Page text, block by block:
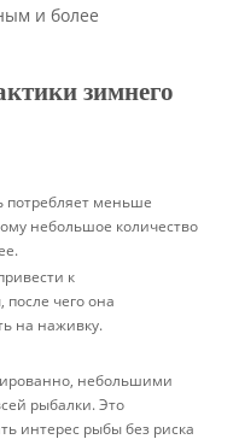
и более
зимнего
потребляет меньше
небольшое количество
к
чего она
на наживку.
небольшими
рыбалки. Это
интерес рыбы без риска